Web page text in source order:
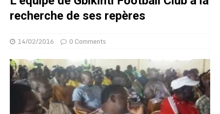
recherche de ses repères
14/02/2016 0 Comments